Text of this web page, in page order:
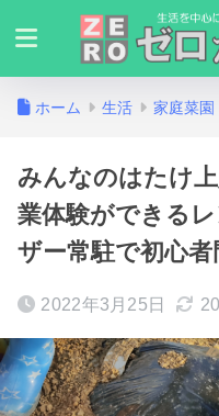
ホーム 生活 家庭菜園
みんなのはたけ
業体験ができる
ザー常駐で初心者
2022年3月25日